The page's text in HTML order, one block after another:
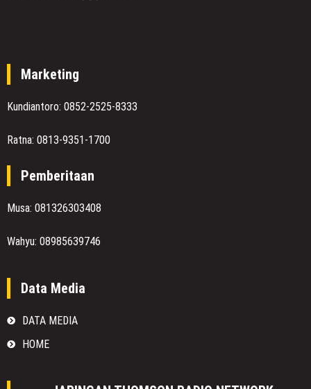
Marketing
Kundiantoro: 0852-2525-8333
Ratna: 0813-9351-1700
Pemberitaan
Musa: 081326303408
Wahyu: 08985639746
Data Media
DATA MEDIA
HOME